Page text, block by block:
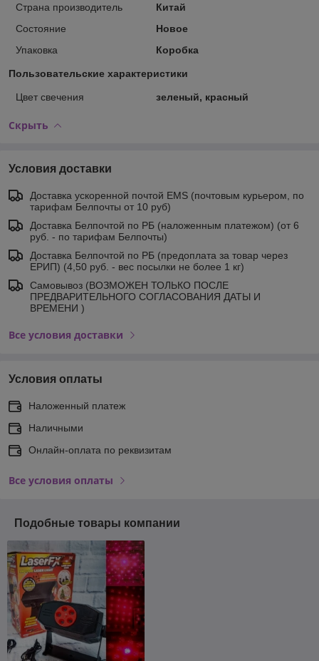
Страна производитель
Китай
Состояние
Новое
Упаковка
Коробка
Пользовательские характеристики
Цвет свечения зеленый, красный
Скрыть
Условия доставки
Доставка ускоренной почтой EMS (почтовым курьером, по
тарифам Белпочты от 10 руб)
Доставка Белпочтой по РБ (наложенным платежом) (от 6
руб. - по тарифам Белпочты)
Доставка Белпочтой по РБ (предоплата за товар через
ЕРИП) (4,50 руб. - вес посылки не более 1 кг)
Самовывоз (ВОЗМОЖЕН ТОЛЬКО ПОСЛЕ
ПРЕДВАРИТЕЛЬНОГО СОГЛАСОВАНИЯ ДАТЫ И
ВРЕМЕНИ )
Все условия доставки
Условия оплаты
Наложенный платеж
Наличными
Онлайн-оплата по реквизитам
Все условия оплаты
Подобные товары компании